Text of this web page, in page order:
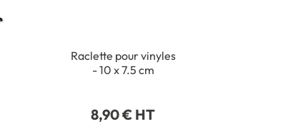
Raclette pour vinyles
- 10 x 7.5 cm
8,90 € HT